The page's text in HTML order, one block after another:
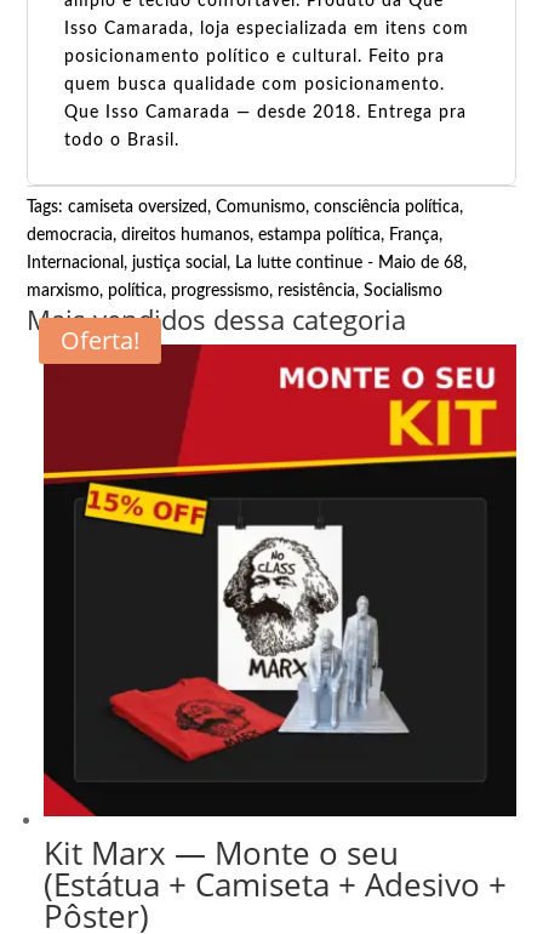
Isso Camarada, loja especializada em itens com
posicionamento político e cultural. Feito pra
quem busca qualidade com posicionamento.
Que Isso Camarada — desde 2018. Entrega pra
todo o Brasil.
Tags:camiseta oversized,Comunismo,consciência política,
democracia,direitos humanos,estampa política, França,
Internacional,justiça social, La lutte continue - Maio de 68,
marxismo, política, progressismo, resistência,Socialismo
Mais vendidos dessa categoria
Oferta!
Kit Marx — Monte o seu
(Estátua + Camiseta + Adesivo +
Pôster)